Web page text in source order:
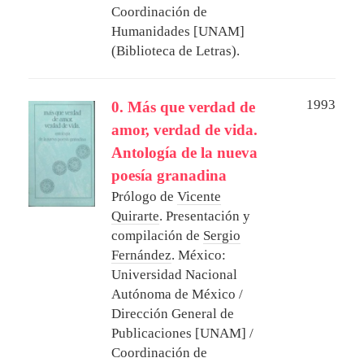
Coordinación de
Humanidades [UNAM]
(Biblioteca de Letras).
0. Más que verdad de
amor, verdad de vida.
Antología de la nueva
poesía granadina
1993
Prólogo de Vicente
Quirarte. Presentación y
compilación de Sergio
Fernández. México:
Universidad Nacional
Autónoma de México /
Dirección General de
Publicaciones [UNAM] /
Coordinación de